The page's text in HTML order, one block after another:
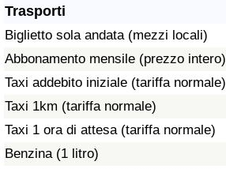
Trasporti
Biglietto sola andata (mezzi locali)
Abbonamento mensile (prezzo intero)
Taxi addebito iniziale (tariffa normale)
Taxi 1km (tariffa normale)
Taxi 1 ora di attesa (tariffa normale)
Benzina (1 litro)
Indice del traffico per Nazione